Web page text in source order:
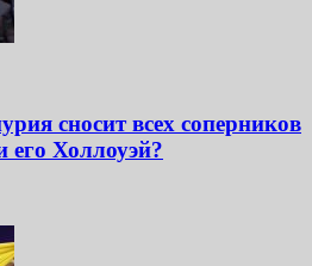
сносит всех соперников
его Холлоуэй?